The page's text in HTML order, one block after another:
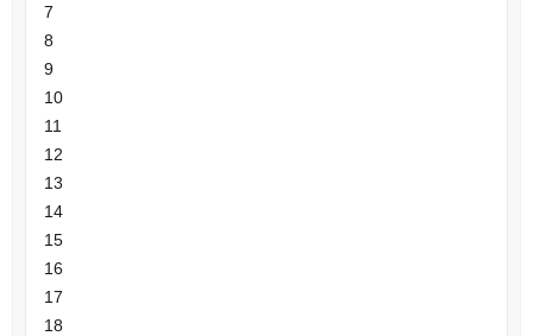
7
8
9
10
11
12
13
14
15
16
17
18